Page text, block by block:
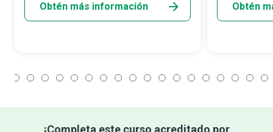
Obtén más información Obtén
¡Completa este curso acreditado por